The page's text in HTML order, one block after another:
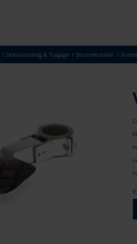
/ Dekuitrusting & Tuigage / Bootmeubilair /
€